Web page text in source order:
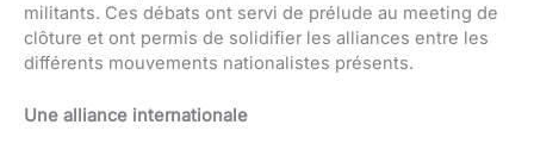
militants. Ces débats ont servi de prélude au meeting de
clôture et ont permis de solidifier les alliances entre les
différents mouvements nationalistes présents.
Une alliance internationale